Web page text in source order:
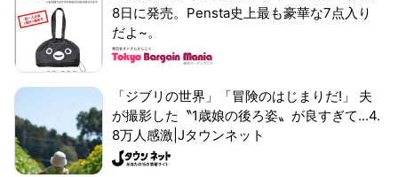
8日に発売。Pensta史上最も豪華な7点入り
だよ~。
「ジブリの世界」「冒険のはじまりだ!」 夫
が撮影した〝1歳娘の後ろ姿〟が良すぎて...4.
8万人感激|Jタウンネット